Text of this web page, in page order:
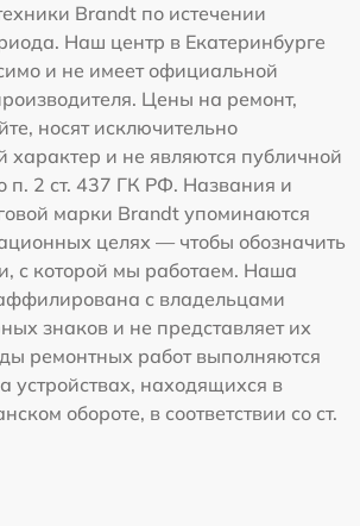
Brandt по истечении
Наш центр в Екатеринбурге
и не имеет официальной
Цены на ремонт,
носят исключительно
характер и не являются публичной
п. 2 ст. 437 ГК РФ. Названия и
марки Brandt упоминаются
целях — чтобы обозначить
с которой мы работаем. Наша
с владельцами
знаков и не представляет их
ремонтных работ выполняются
устройствах, находящихся в
обороте, в соответствии со ст.